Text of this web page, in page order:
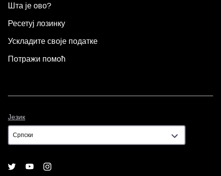
Шта је ово?
Ресетуј лозинку
Ускладите своје податке
Потражи помоћ
Језик